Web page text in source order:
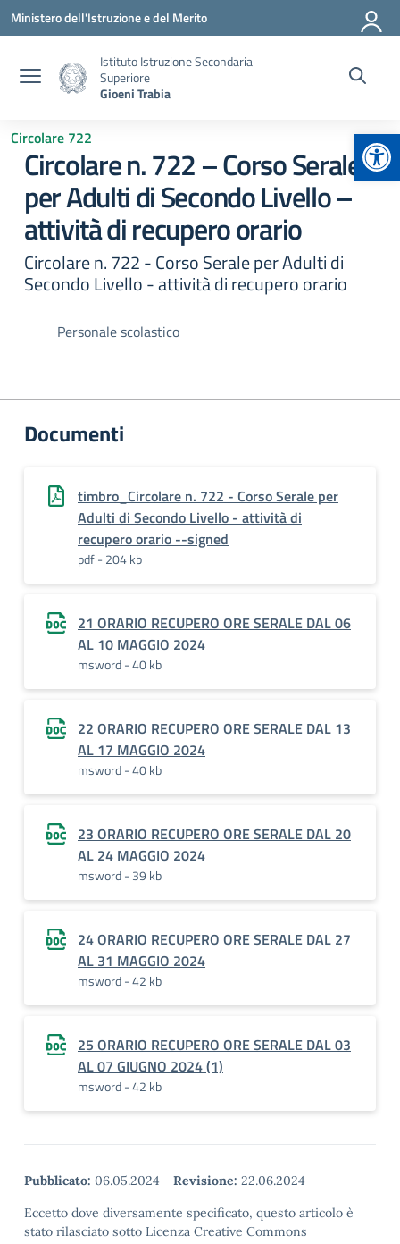
Vai ai contenuti
Vai al menu di navigazione
Vai al footer
Ministero dell'Istruzione e del Merito
Istituto Istruzione Secondaria
Superiore
Gioeni Trabia
Circolare 722
Circolare n. 722 – Corso Serale
per Adulti di Secondo Livello –
attività di recupero orario
Circolare n. 722 - Corso Serale per Adulti di
Secondo Livello - attività di recupero orario
Personale scolastico
Documenti
timbro_Circolare n. 722 - Corso Serale per
Adulti di Secondo Livello - attività di
recupero orario --signed
pdf - 204 kb
21 ORARIO RECUPERO ORE SERALE DAL 06
AL 10 MAGGIO 2024
msword - 40 kb
22 ORARIO RECUPERO ORE SERALE DAL 13
AL 17 MAGGIO 2024
msword - 40 kb
23 ORARIO RECUPERO ORE SERALE DAL 20
AL 24 MAGGIO 2024
msword - 39 kb
24 ORARIO RECUPERO ORE SERALE DAL 27
AL 31 MAGGIO 2024
msword - 42 kb
25 ORARIO RECUPERO ORE SERALE DAL 03
AL 07 GIUGNO 2024 (1)
msword - 42 kb
Pubblicato: 06.05.2024 - Revisione: 22.06.2024
Eccetto dove diversamente specificato, questo articolo è
stato rilasciato sotto Licenza Creative Commons